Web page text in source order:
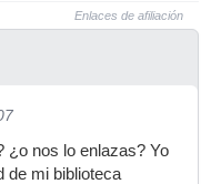
Enlaces de afiliación
¿o nos lo enlazas? Yo
de mi biblioteca